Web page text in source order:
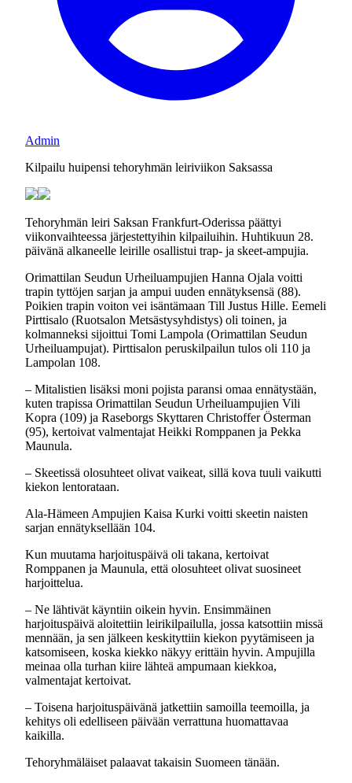
Admin
Kilpailu huipensi tehoryhmän leiriviikon Saksassa
Tehoryhmän leiri Saksan Frankfurt-Oderissa päättyi
viikonvaihteessa järjestettyihin kilpailuihin. Huhtikuun 28.
päivänä alkaneelle leirille osallistui trap- ja skeet-ampujia.
Orimattilan Seudun Urheiluampujien Hanna Ojala voitti
trapin tyttöjen sarjan ja ampui uuden ennätyksensä (88).
Poikien trapin voiton vei isäntämaan Till Justus Hille. Eemeli
Pirttisalo (Ruotsalon Metsästysyhdistys) oli toinen, ja
kolmanneksi sijoittui Tomi Lampola (Orimattilan Seudun
Urheiluampujat). Pirttisalon peruskilpailun tulos oli 110 ja
Lampolan 108.
– Mitalistien lisäksi moni pojista paransi omaa ennätystään,
kuten trapissa Orimattilan Seudun Urheiluampujien Vili
Kopra (109) ja Raseborgs Skyttaren Christoffer Österman
(95), kertoivat valmentajat Heikki Romppanen ja Pekka
Maunula.
– Skeetissä olosuhteet olivat vaikeat, sillä kova tuuli vaikutti
kiekon lentorataan.
Ala-Hämeen Ampujien Kaisa Kurki voitti skeetin naisten
sarjan ennätyksellään 104.
Kun muutama harjoituspäivä oli takana, kertoivat
Romppanen ja Maunula, että olosuhteet olivat suosineet
harjoittelua.
– Ne lähtivät käyntiin oikein hyvin. Ensimmäinen
harjoituspäivä aloitettiin leirikilpailulla, jossa katsottiin missä
mennään, ja sen jälkeen keskityttiin kiekon pyytämiseen ja
katsomiseen, koska kiekko näkyy erittäin hyvin. Ampujilla
meinaa olla turhan kiire lähteä ampumaan kiekkoa,
valmentajat kertoivat.
– Toisena harjoituspäivänä jatkettiin samoilla teemoilla, ja
kehitys oli edelliseen päivään verrattuna huomattavaa
kaikilla.
Tehoryhmäläiset palaavat takaisin Suomeen tänään.